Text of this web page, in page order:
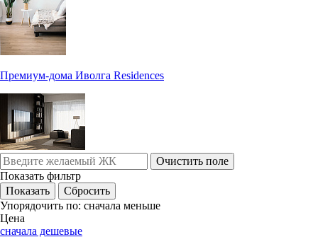
Премиум-дома Иволга Residences
Очистить поле
Показать фильтр
Упорядочить по: сначала меньше
Цена
сначала дешевые